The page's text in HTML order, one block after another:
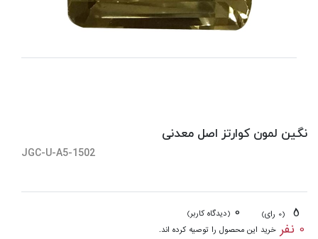
نگین لمون کوارتز اصل معدنی
JGC-U-A5-1502
(0 رای) 0 (دیدگاه کاربر)
0 نفر خرید این محصول را توصیه کرده اند.